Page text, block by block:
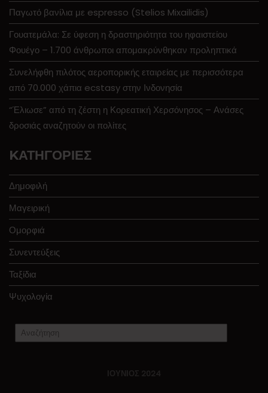
Παγωτό βανίλια με espresso (Stelios Mixailidis)
Γουατεμάλα: Σε ύφεση η δραστηριότητα του ηφαιστείου
Φουέγο – 1.700 άνθρωποι απομακρύνθηκαν προληπτικά
Συνελήφθη πιλότος αεροπορικής εταιρείας με περισσότερα
από 70.000 χάπια ecstasy στην Ινδονησία
“Έλιωσε” από τη ζέστη η Κορεατική Χερσόνησος – Ανάσες
δροσιάς αναζητούν οι πολίτες
KΑΤΗΓΟΡΊΕΣ
Δημοφιλή
Μαγειρική
Ομορφιά
Συνεντεύξεις
Ταξίδια
Ψυχολογία
ΙΟΎΝΙΟΣ 2024